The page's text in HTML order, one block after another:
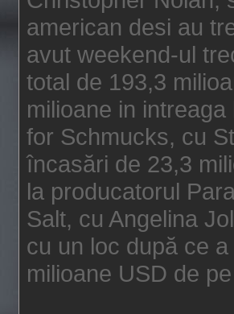
american desi au
avut weekend-ul
total de 193,3
milioane in
for Schmucks, cu
încasări de 23,3
la producatorul
Salt, cu Angelina
cu un loc după ce
milioane USD de